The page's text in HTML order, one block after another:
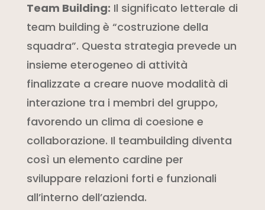
Team Building: Il significato letterale di
team building è “costruzione della
squadra”. Questa strategia prevede un
insieme eterogeneo di attività
finalizzate a creare nuove modalità di
interazione tra i membri del gruppo,
favorendo un clima di coesione e
collaborazione. Il teambuilding diventa
così un elemento cardine per
sviluppare relazioni forti e funzionali
all’interno dell’azienda.